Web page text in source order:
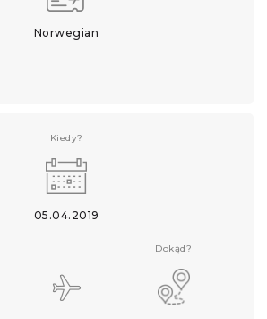
Norwegian
Kiedy?
05.04.2019
Dokąd?